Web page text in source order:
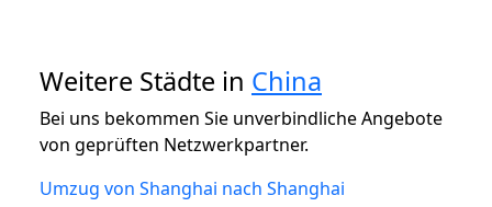
Weitere Städte in China
Bei uns bekommen Sie unverbindliche Angebote
von geprüften Netzwerkpartner.
Umzug von Shanghai nach Shanghai